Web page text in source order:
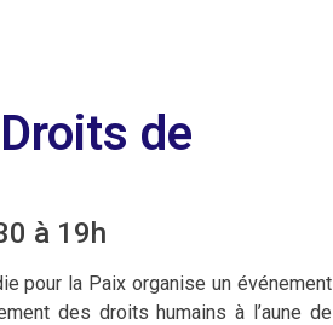
de
à 19h
pour la Paix organise un événement
des droits humains à l’aune de